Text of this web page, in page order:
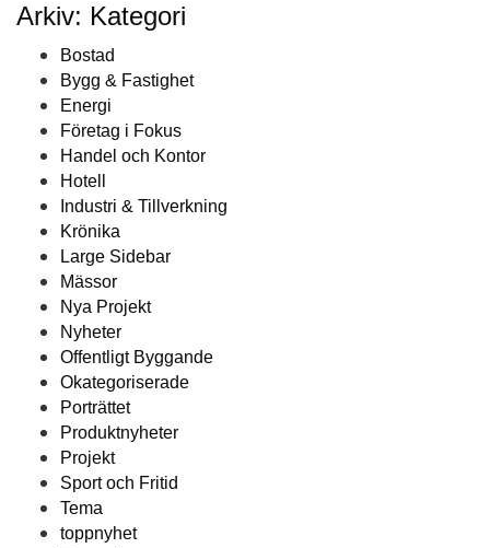
Arkiv: Kategori
Bostad
Bygg & Fastighet
Energi
Företag i Fokus
Handel och Kontor
Hotell
Industri & Tillverkning
Krönika
Large Sidebar
Mässor
Nya Projekt
Nyheter
Offentligt Byggande
Okategoriserade
Porträttet
Produktnyheter
Projekt
Sport och Fritid
Tema
toppnyhet